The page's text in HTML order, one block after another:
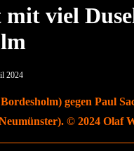
mit viel
2024
gegen Paul
© 2024 Olaf